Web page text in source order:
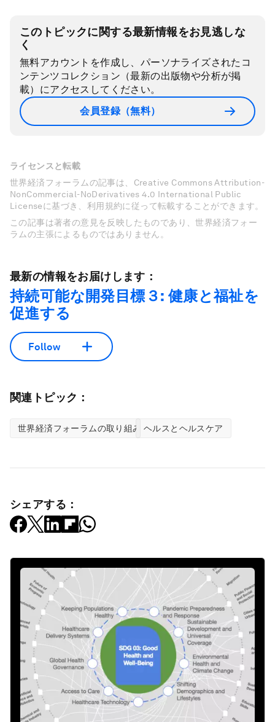
このトピックに関する最新情報をお見逃しな
く
無料アカウントを作成し、パーソナライズされたコ
ンテンツコレクション（最新の出版物や分析が掲
載）にアクセスしてください。
会員登録（無料）
ライセンスと転載
世界経済フォーラムの記事は、Creative Commons Attribution-
NonCommercial-NoDerivatives 4.0 International Public
Licenseに基づき、利用規約に従って転載することができます。
この記事は著者の意見を反映したものであり、世界経済フォー
ラムの主張によるものではありません。
最新の情報をお届けします：
持続可能な開発目標３: 健康と福祉を
促進する
Follow
関連トピック：
世界経済フォーラムの取り組み ヘルスとヘルスケア
シェアする：